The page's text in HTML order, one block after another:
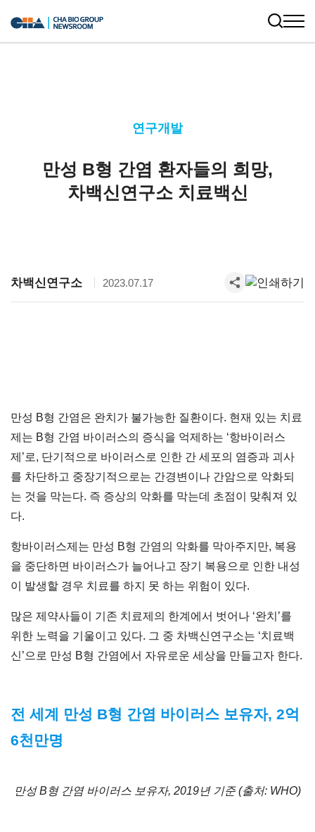
연구개발
만성 B형 간염 환자들의 희망,
차백신연구소 치료백신
차백신연구소 2023.07.17
만성 B형 간염은 완치가 불가능한 질환이다. 현재 있는 치료
제는 B형 간염 바이러스의 증식을 억제하는 ‘항바이러스
제’로, 단기적으로 바이러스로 인한 간 세포의 염증과 괴사
를 차단하고 중장기적으로는 간경변이나 간암으로 악화되
는 것을 막는다. 즉 증상의 악화를 막는데 초점이 맞춰져 있
다.
항바이러스제는 만성 B형 간염의 악화를 막아주지만, 복용
을 중단하면 바이러스가 늘어나고 장기 복용으로 인한 내성
이 발생할 경우 치료를 하지 못 하는 위험이 있다.
많은 제약사들이 기존 치료제의 한계에서 벗어나 ‘완치’를
위한 노력을 기울이고 있다. 그 중 차백신연구소는 ‘치료백
신’으로 만성 B형 간염에서 자유로운 세상을 만들고자 한다.
전 세계 만성 B형 간염 바이러스 보유자, 2억
6천만명
만성 B형 간염 바이러스 보유자, 2019년 기준 (출처: WHO)